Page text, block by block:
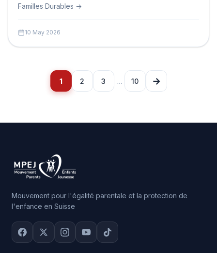
Familles Durables →
10 May 2026
Posts
pagination
1 2 3 … 10 →
Mouvement pour l'égalité parentale et la protection de
l'enfance en Suisse